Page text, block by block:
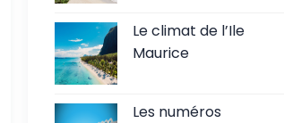
Le climat de l’Ile
Maurice
Les numéros